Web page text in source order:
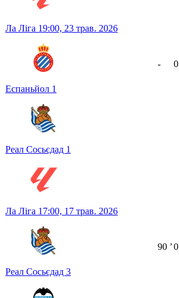
Ла Ліга 19:00, 23 трав. 2026
Еспаньйол 1
Реал Сосьєдад 1
- 0
Ла Ліга 17:00, 17 трав. 2026
Реал Сосьєдад 3
90 ʼ0